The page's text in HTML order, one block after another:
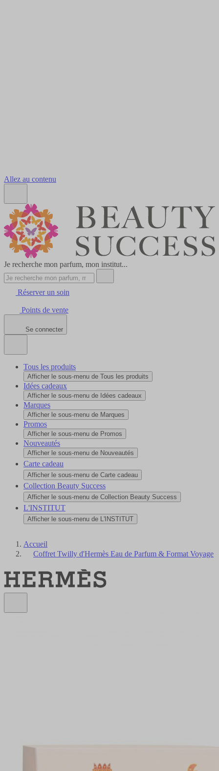
Allez au contenu
Je recherche mon parfum, mon institut...
Réserver un soin
Points de vente
Se connecter
Tous les produits
Afficher le sous-menu de Tous les produits
Idées cadeaux
Afficher le sous-menu de Idées cadeaux
Marques
Afficher le sous-menu de Marques
Promos
Afficher le sous-menu de Promos
Nouveautés
Afficher le sous-menu de Nouveautés
Carte cadeau
Afficher le sous-menu de Carte cadeau
Collection Beauty Success
Afficher le sous-menu de Collection Beauty Success
L'INSTITUT
Afficher le sous-menu de L'INSTITUT
Accueil
Coffret Twilly d'Hermès Eau de Parfum & Format Voyage